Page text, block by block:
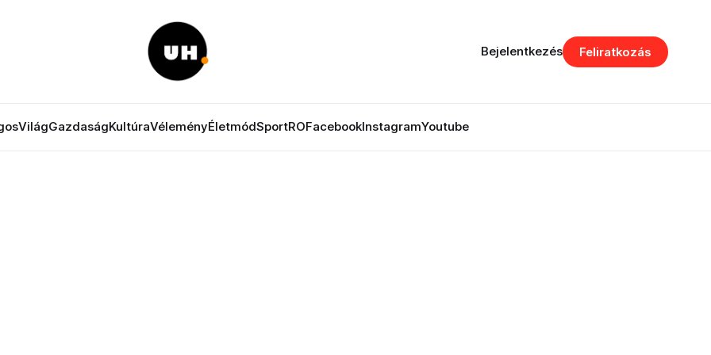
VilágGazdaságKultúraVéleményÉletmódSportROFacebookInstagramYoutube
Bejelentkezés Feliratkozás